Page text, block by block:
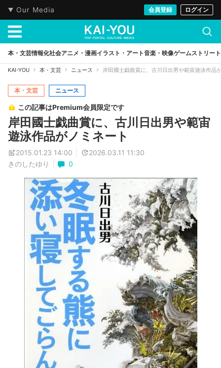
Our Media 会員登録 ログイン
本・文芸情報化社会アニメ・漫画イラスト・アート音楽・映像ゲームストリート
KAI-YOU 本・文芸 ニュース 岸田國士戯曲賞に、古川日出男や範宙遊泳作品
本・文芸 ニュース
この記事はPremium会員限定です
岸田國士戯曲賞に、古川日出男や範宙
遊泳作品がノミネート
2015.01.23 14:00
2026.03.11 11:30
きのしたゆり
0